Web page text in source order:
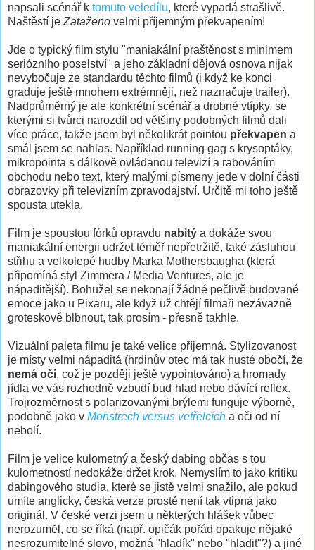
napsali scénář k tomuto veledílu, které vypadá strašlivě.
Naštěstí je Zataženo velmi příjemným překvapením!
Jde o typický film stylu "maniakální praštěnost s minimem
seriózního poselství" a jeho základní dějová osnova nijak
nevybočuje ze standardu těchto filmů (i když ke konci
graduje ještě mnohem extrémněji, než naznačuje trailer).
Nadprůměrný je ale konkrétní scénář a drobné vtípky, se
kterými si tvůrci narozdíl od většiny podobných filmů dali
více práce, takže jsem byl několikrát pointou překvapen a
smál jsem se nahlas. Například running gag s krysoptáky,
mikropointa s dálkově ovládanou televizí a rabováním
obchodu nebo text, který malými písmeny jede v dolní části
obrazovky při televizním zpravodajství. Určitě mi toho ještě
spousta utekla.
Film je spoustou fórků opravdu nabitý a dokáže svou
maniakální energii udržet téměř nepřetržitě, také zásluhou
střihu a velkolepé hudby Marka Mothersbaugha (která
připomíná styl Zimmera / Media Ventures, ale je
nápaditější). Bohužel se nekonají žádné pečlivě budované
emoce jako u Pixaru, ale když už chtějí filmaři nezávazně
groteskově blbnout, tak prosím - přesně takhle.
Vizuální paleta filmu je také velice příjemná. Stylizovanost
je místy velmi nápaditá (hrdinův otec má tak husté obočí, že
nemá oči, což je později ještě vypointováno) a hromady
jídla ve vás rozhodně vzbudí buď hlad nebo dávící reflex.
Trojrozměrnost s polarizovanými brýlemi funguje výborně,
podobně jako v Monstrech versus vetřelcích a oči od ní
nebolí.
Film je velice kulometný a český dabing občas s tou
kulometností nedokáže držet krok. Nemyslím to jako kritiku
dabingového studia, které se jistě velmi snažilo, ale pokud
umíte anglicky, česká verze prostě není tak vtipná jako
originál. V české verzi jsem u některých hlášek vůbec
nerozuměl, co se říká (např. opičák pořád opakuje nějaké
nesrozumitelné slovo, možná "hladík" nebo "hladit"?) a jiné